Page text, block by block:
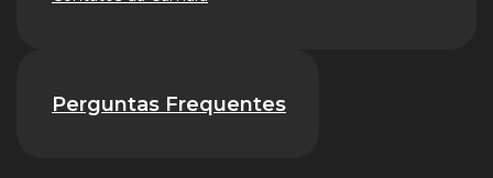
Perguntas Frequentes